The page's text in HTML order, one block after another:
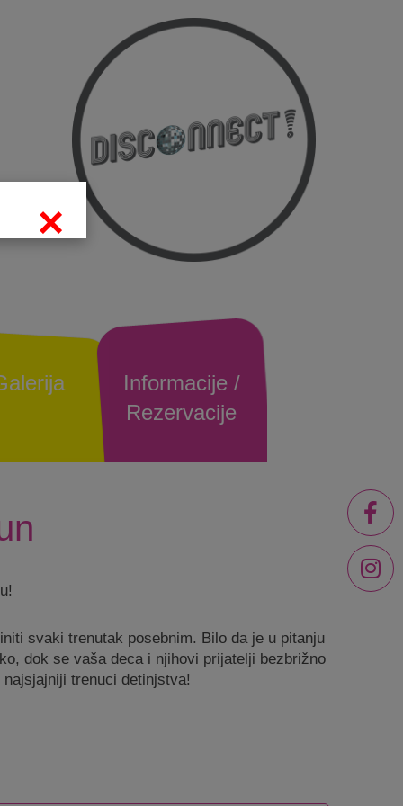
Informacije /
Rezervacije
svaki trenutak posebnim. Bilo da je u pitanju
dok se vaša deca i njihovi prijatelji bezbrižno
trenuci detinjstva!
×